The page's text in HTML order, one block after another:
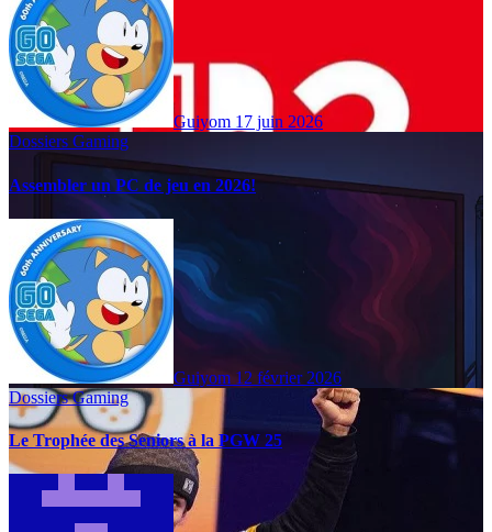
Guiyom 17 juin 2026
Dossiers Gaming
Assembler un PC de jeu en 2026!
Guiyom 12 février 2026
Dossiers Gaming
Le Trophée des Seniors à la PGW 25